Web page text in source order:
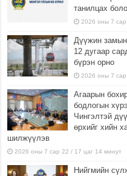
танилцах
2026 оны 7
Дүүжин
12 дугаар
бүрэн орно
2026 оны 7
Агаарын
бодлогын
Чингэлтэй
өрхийг хийн
шилжүүлэв
2026 оны 7 сар 22 / 17 цаг 14 минут
Нийгмийн